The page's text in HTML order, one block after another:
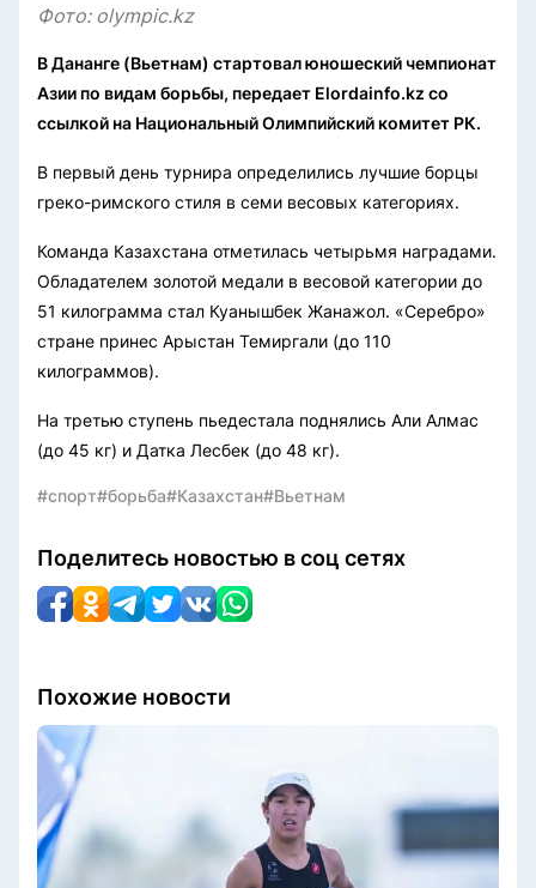
Фото: olympic.kz
В Дананге (Вьетнам) стартовал юношеский чемпионат
Азии по видам борьбы, передает Elordainfo.kz со
ссылкой на Национальный Олимпийский комитет РК.
В первый день турнира определились лучшие борцы
греко-римского стиля в семи весовых категориях.
Команда Казахстана отметилась четырьмя наградами.
Обладателем золотой медали в весовой категории до
51 килограмма стал Куанышбек Жанажол. «Серебро»
стране принес Арыстан Темиргали (до 110
килограммов).
На третью ступень пьедестала поднялись Али Алмас
(до 45 кг) и Датка Лесбек (до 48 кг).
#спорт#борьба#Казахстан#Вьетнам
Поделитесь новостью в соц сетях
Похожие новости